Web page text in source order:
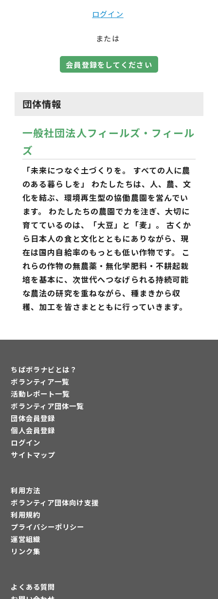
ログイン
または
会員登録をしてください
団体情報
一般社団法人フィールズ・フィール
ズ
「未来につなぐ土づくりを。 すべての人に農
のある暮らしを」 わたしたちは、⼈、農、⽂
化を結ぶ、環境再⽣型の協働農園を営んでい
ます。 わたしたちの農園で⼒を注ぎ、⼤切に
育てているのは、「⼤⾖」と「⻨」。 古くか
ら日本人の食と文化とともにありながら、現
在は国内自給率のもっとも低い作物です。 こ
れらの作物の無農薬・無化学肥料・不耕起栽
培を基本に、次世代へつなげられる持続可能
な農法の研究を重ねながら、種まきから収
穫、加工を皆さまとともに行っていきます。
ちばボラナビとは？
ボランティア一覧
活動レポート一覧
ボランティア団体一覧
団体会員登録
個人会員登録
ログイン
サイトマップ
利用方法
ボランティア団体向け支援
利用規約
プライバシーポリシー
運営組織
リンク集
よくある質問